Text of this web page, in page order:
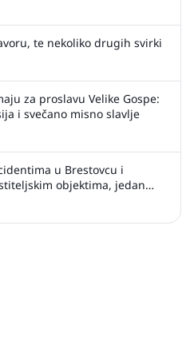
te nekoliko drugih svirki
za proslavu Velike Gospe:
i svečano misno slavlje
u Brestovcu i
objektima, jedan